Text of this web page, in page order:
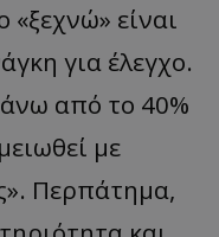
«ξεχνώ» είναι
για έλεγχο.
από το 40%
με
Περπάτημα,